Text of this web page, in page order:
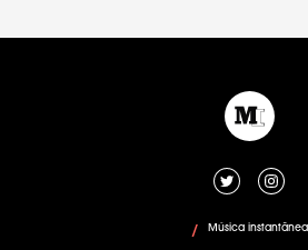
/ Música instantânea